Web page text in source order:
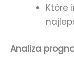
Które
Analiza